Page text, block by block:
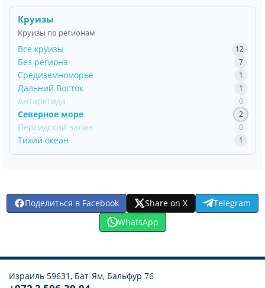
Круизы
Круизы по регионам
Все круизы 12
Без региона 7
Средиземноморье 1
Дальний Восток 1
Антарктида 0
Северное море 2
Персидский залив 0
Тихий океан 1
Поделиться в Facebook Share on X
Telegram
WhatsApp
Израиль 59631, Бат-Ям, Бальфур 76